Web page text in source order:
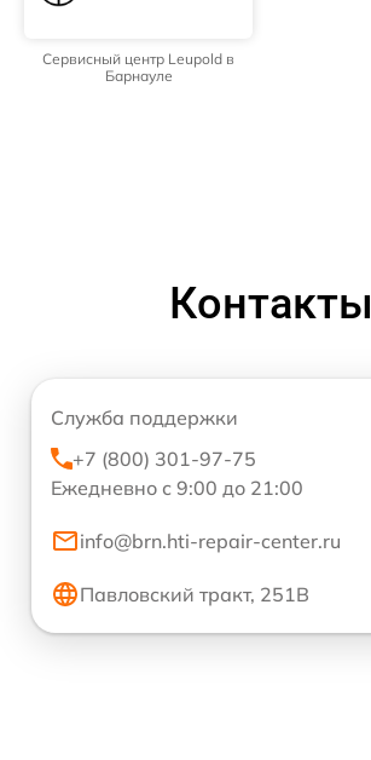
Сервисный центр Leupold в
Барнауле
Контакты
Служба поддержки
+7 (800) 301-97-75
Ежедневно с 9:00 до 21:00
info@brn.hti-repair-center.ru
Павловский тракт, 251В